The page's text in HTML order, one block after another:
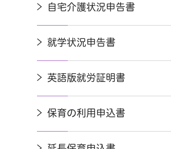
自宅介護状況申告書
就学状況申告書
英語版就労証明書
保育の利用申込書